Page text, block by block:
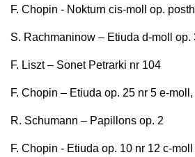
F. Chopin - Nokturn cis-moll op.
S. Rachmaninow – Etiuda d-moll op.
F. Liszt – Sonet Petrarki nr 104
F. Chopin – Etiuda op. 25 nr 5 e-moll,
R. Schumann – Papillons op. 2
F. Chopin - Etiuda op. 10 nr 12 c-